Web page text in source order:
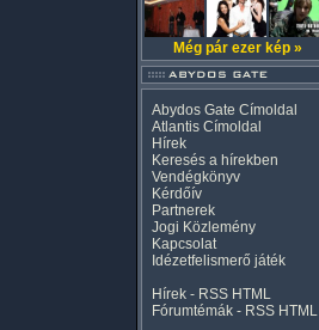
Még pár ezer kép »
Abydos Gate Címoldal
Atlantis Címoldal
Hírek
Keresés a hírekben
Vendégkönyv
Kérdőív
Partnerek
Jogi Közlemény
Kapcsolat
Idézetfelismerő játék
Hírek - RSS HTML
Fórumtémák - RSS HTML